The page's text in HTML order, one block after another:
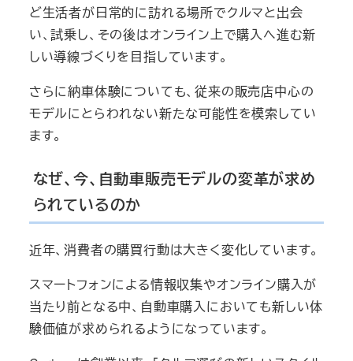
ど生活者が日常的に訪れる場所でクルマと出会
い、試乗し、その後はオンライン上で購入へ進む新
しい導線づくりを目指しています。
さらに納車体験についても、従来の販売店中心の
モデルにとらわれない新たな可能性を模索してい
ます。
なぜ、今、自動車販売モデルの変革が求め
られているのか
近年、消費者の購買行動は大きく変化しています。
スマートフォンによる情報収集やオンライン購入が
当たり前となる中、自動車購入においても新しい体
験価値が求められるようになっています。